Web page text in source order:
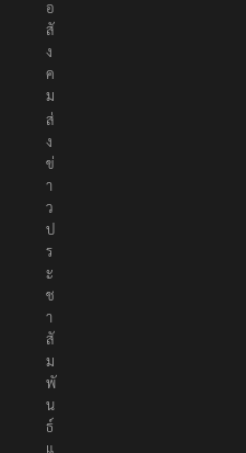
นื้
อ
ห
า
อ
ย่
า
ง
ถู
ก
ต้
อ
ง
เ
ป็
น
ก
ล
า
ง